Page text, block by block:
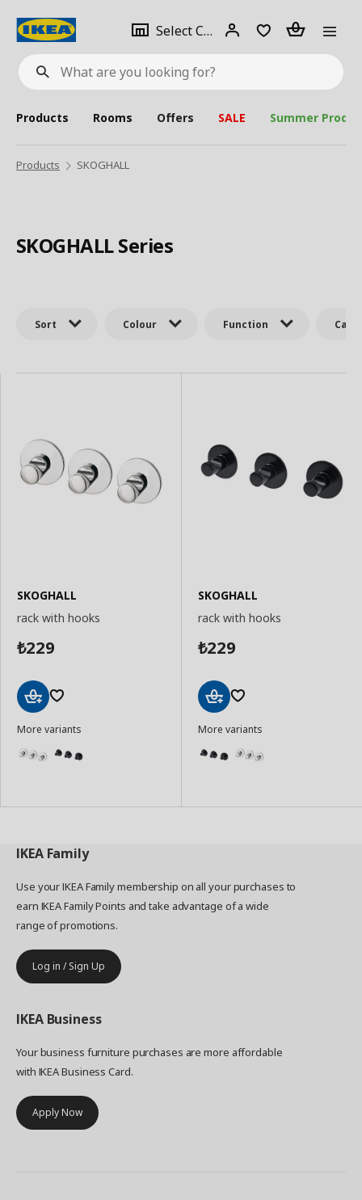
What
are
looking
for?
Select City Select
city
Login Piece(s)
Products Rooms Offers SALE Summer
Products SKOGHALL
SKOGHALL Series
Sort Colour Function
SKOGHALL
rack with hooks
₺229
to
More variants
SKOGHALL
rack with hooks
₺229
to
More variants
IKEA Family
Use your IKEA Family membership on all your purchases to
earn IKEA Family Points and take advantage of a wide
range of promotions.
Log in / Sign Up
IKEA Business
Your business furniture purchases are more affordable
with IKEA Business Card.
Apply Now